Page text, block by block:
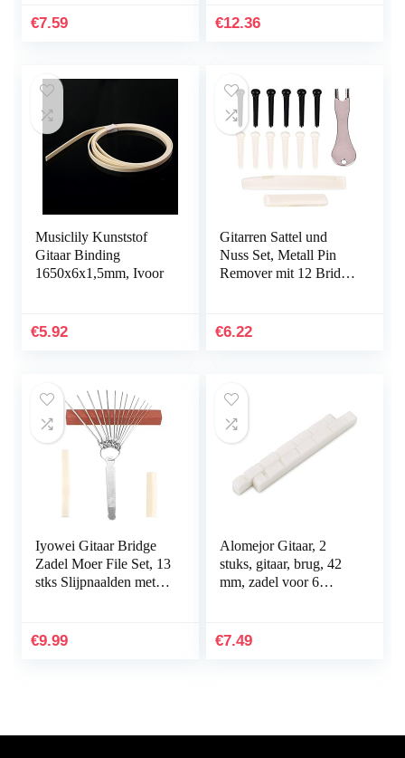
Gitaar(White pearl)
€7.59
Akustikgitarren
€12.36
Musiclily Kunststof
Gitaar Binding
1650x6x1,5mm, Ivoor
€5.92
Gitarren Sattel und
Nuss Set, Metall Pin
Remover mit 12 Bridge
€6.22
Iyowei Gitaar Bridge
Zadel Moer File Set, 13
stks Slijpnaalden met
Bone Bridge Zadel en
€9.99
Alomejor Gitaar, 2
stuks, gitaar, brug, 42
mm, zadel voor 6
gitaaronderdelen
€7.49